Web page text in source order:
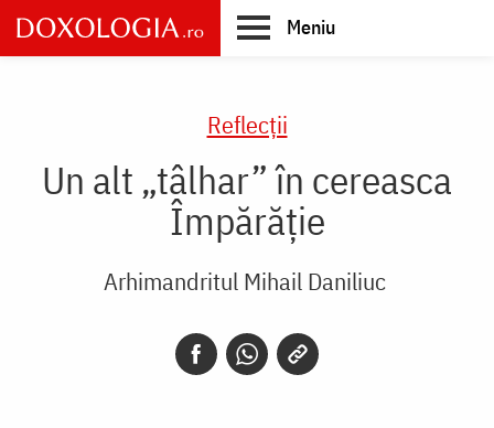
Skip
to
main
Meniu
Reflecții
Un alt „tâlhar” în cereasca
Împărăție
Arhimandritul Mihail Daniliuc